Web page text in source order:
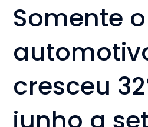
Somente
cresceu
junho a